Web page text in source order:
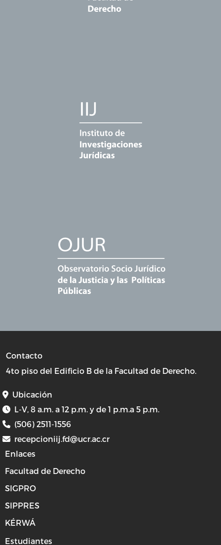
Contacto
4to piso del Edificio B de la Facultad de Derecho.
Ubicación
L-V, 8 a.m. a 12 p.m. y de 1 p.m.a 5 p.m.
(506) 2511-1556
recepcioniij.fd@ucr.ac.cr
Enlaces
Facultad de Derecho
SIGPRO
SIPPRES
KÉRWÁ
Estudiantes